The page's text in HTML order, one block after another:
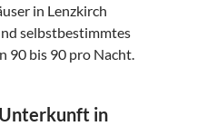
in Lenzkirch
selbstbestimmtes
90 bis 90 pro Nacht.
Unterkunft in